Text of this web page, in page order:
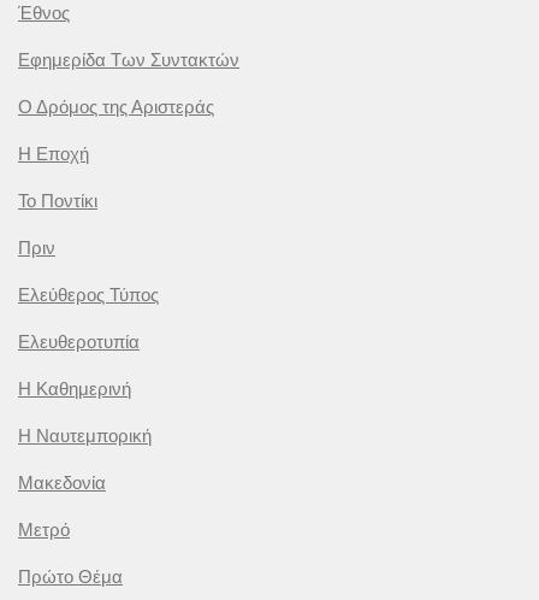
Έθνος
Εφημερίδα Των Συντακτών
Ο Δρόμος της Αριστεράς
Η Εποχή
Το Ποντίκι
Πριν
Ελεύθερος Τύπος
Ελευθεροτυπία
Η Καθημερινή
Η Ναυτεμπορική
Μακεδονία
Μετρό
Πρώτο Θέμα